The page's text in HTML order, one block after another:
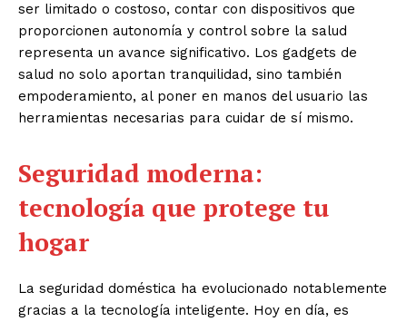
ser limitado o costoso, contar con dispositivos que
proporcionen autonomía y control sobre la salud
representa un avance significativo. Los gadgets de
salud no solo aportan tranquilidad, sino también
empoderamiento, al poner en manos del usuario las
herramientas necesarias para cuidar de sí mismo.
Seguridad moderna:
tecnología que protege tu
hogar
La seguridad doméstica ha evolucionado notablemente
gracias a la tecnología inteligente. Hoy en día, es